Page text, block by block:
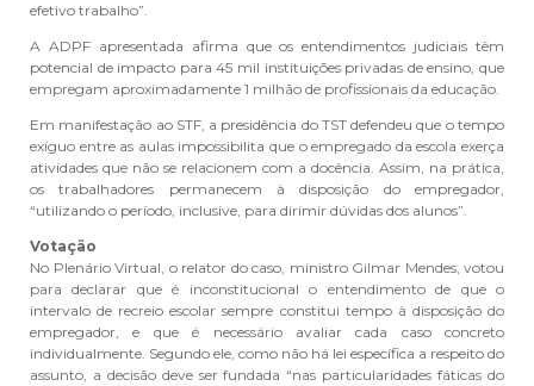
efetivo trabalho”.
A ADPF apresentada afirma que os entendimentos judiciais têm
potencial de impacto para 45 mil instituições privadas de ensino, que
empregam aproximadamente 1 milhão de profissionais da educação.
Em manifestação ao STF, a presidência do TST defendeu que o tempo
exíguo entre as aulas impossibilita que o empregado da escola exerça
atividades que não se relacionem com a docência. Assim, na prática,
os trabalhadores permanecem à disposição do empregador,
“utilizando o período, inclusive, para dirimir dúvidas dos alunos”.
Votação
No Plenário Virtual, o relator do caso, ministro Gilmar Mendes, votou
para declarar que é inconstitucional o entendimento de que o
intervalo de recreio escolar sempre constitui tempo à disposição do
empregador, e que é necessário avaliar cada caso concreto
individualmente. Segundo ele, como não há lei específica a respeito do
assunto, a decisão deve ser fundada “nas particularidades fáticas do